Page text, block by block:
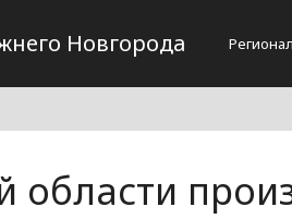
Новгорода
области